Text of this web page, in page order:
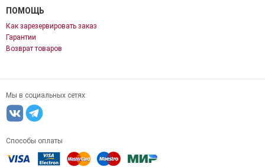
ПОМОЩЬ
Как зарезервировать заказ
Гарантии
Возврат товаров
Мы в социальных сетях:
Способы оплаты